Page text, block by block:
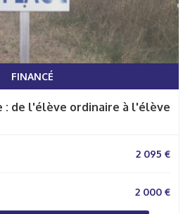
FINANCÉ
2 095 €
2 000 €